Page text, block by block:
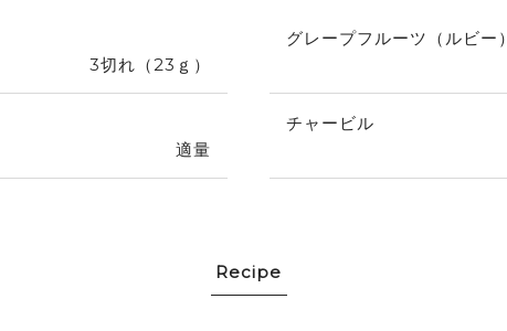
3切れ（23ｇ）
適量
グレープフルーツ（ルビー）
チャービル
Recipe